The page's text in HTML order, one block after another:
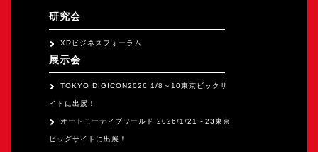
研究会
XRビジネスフォーラム
展示会
TOKYO DIGICON2026 1/8～10東京ビックサ
イトに出展！
オートモーティブワールド 2026/1/21～23東京
ビッグサイトに出展！